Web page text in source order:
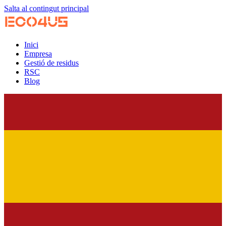
Salta al contingut principal
Inici
Empresa
Gestió de residus
RSC
Blog